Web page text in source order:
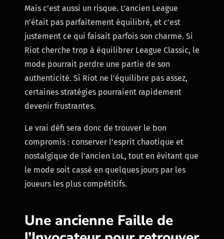
Mais c’est aussi un risque. L’ancien League
n’était pas parfaitement équilibré, et c’est
justement ce qui faisait parfois son charme. Si
Riot cherche trop à équilibrer League Classic, le
mode pourrait perdre une partie de son
authenticité. Si Riot ne l’équilibre pas assez,
certaines stratégies pourraient rapidement
devenir frustrantes.
Le vrai défi sera donc de trouver le bon
compromis : conserver l’esprit chaotique et
nostalgique de l’ancien LoL, tout en évitant que
le mode soit cassé en quelques jours par les
joueurs les plus compétitifs.
Une ancienne Faille de